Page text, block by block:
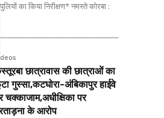
का किया निरीक्षण* नमस्ते कोरबा :
छात्रावास की छात्राओं का
गुस्सा,कटघोरा-अंबिकापुर हाईवे
चक्काजाम,अधीक्षिका पर
के आरोप